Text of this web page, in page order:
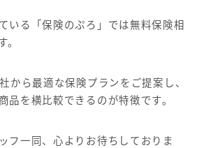
いる「保険のぷろ」では無料保険相
。
から最適な保険プランをご提案し、
品を横比較できるのが特徴です。
フ一同、心よりお待ちしておりま